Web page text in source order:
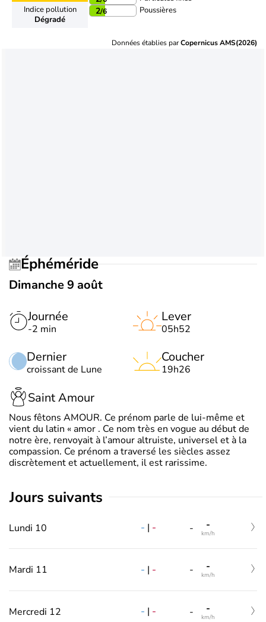
Indice pollution
Dégradé
2/6 Poussières
Données établies parCopernicus AMS(2026)
Éphéméride
Dimanche 9 août
Journée
-2 min
Dernier
croissant de Lune
Lever
05h52
Coucher
19h26
Saint Amour
Nous fêtons AMOUR. Ce prénom parle de lui-même et
vient du latin « amor . Ce nom très en vogue au début de
notre ère, renvoyait à l’amour altruiste, universel et à la
compassion. Ce prénom a traversé les siècles assez
discrètement et actuellement, il est rarissime.
jours suivants
Lundi 10 - | - - -
km/h
Mardi 11 - | - - -
km/h
Mercredi 12 - | - - -
km/h